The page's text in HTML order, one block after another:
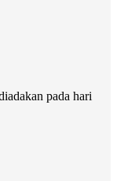
pada hari